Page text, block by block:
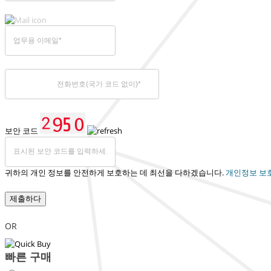
보안 코드
귀하의 개인 정보를 안전하게 보호하는 데 최선을 다하겠습니다. 개인정보 보
제출하다
OR
빠른 구매